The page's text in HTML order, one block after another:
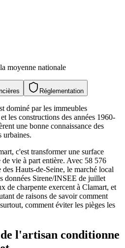
moyenne nationale
Réglementation
dominé par les immeubles
les constructions des années 1960-
une bonne connaissance des
urbaines.
c'est transformer une surface
vie à part entière. Avec 58 576
Hauts-de-Seine, le marché local
données Sirene/INSEE de juillet
de charpente exercent à Clamart, et
de raisons de savoir comment
comment éviter les pièges les
l'artisan conditionne